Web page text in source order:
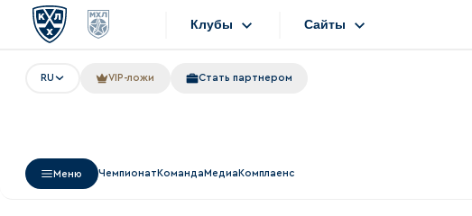
Клубы
СКА Ак
Сайты
RU VIP-ложи Стать партнером
Меню Чемпионат КомандаМедиа Комплаенс